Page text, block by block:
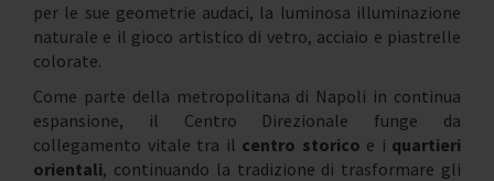
per le sue geometrie audaci, la luminosa illuminazione
naturale e il gioco artistico di vetro, acciaio e piastrelle
colorate.
Come parte della metropolitana di Napoli in continua
espansione, il Centro Direzionale funge da
collegamento vitale tra il centro storico e i quartieri
orientali, continuando la tradizione di trasformare gli